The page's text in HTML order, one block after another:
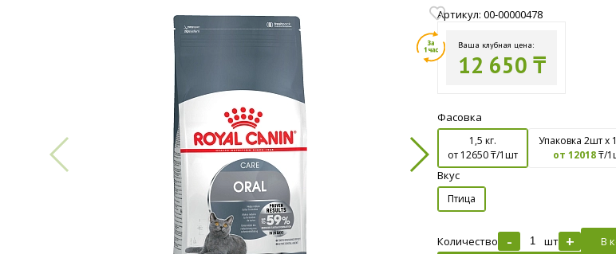
Артикул: 00-00000478
Ваша клубная цена:
12 650 ₸
Фасовка
1,5 кг.
от 12650₸/1шт
Упаковка 2шт х
от 12018₸/
Вкус
Птица
Количество - шт + В